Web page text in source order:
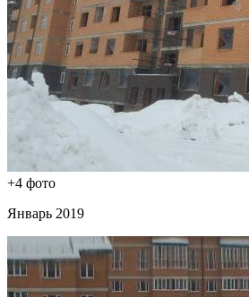
+4 фото
Январь 2019